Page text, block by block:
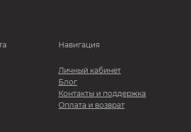
Навигация
Личный кабинет
Блог
Контакты и поддержка
Оплата и возврат